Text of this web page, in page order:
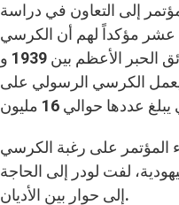
إلى التعاون في دراسة
عشر مؤكداً لهم أن الكرسي
الرسولي يتقدم في مجال جعل وثائق الحبر الأعظم بين 1939 و
ويعمل الكرسي الرسولي على
المؤتمر على رغبة الكرسي
لفت لودر إلى الحاجة
إلى حوار بين الأديان.